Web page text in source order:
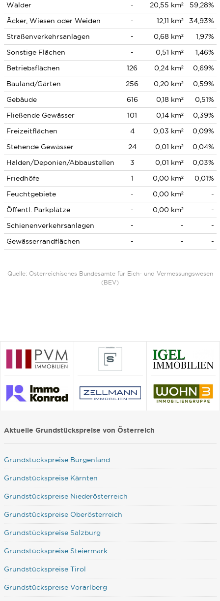
Wälder - 20,55 km²
59,28%
Äcker, Wiesen oder Weiden
- 12,11 km²
34,93%
Straßenverkehrsanlagen
- 0,68 km²
1,97%
Sonstige Flächen
- 0,51 km²
1,46%
Betriebsflächen
126 0,24 km²
0,69%
Bauland/Gärten
256 0,20 km²
0,59%
Gebäude
616 0,18 km²
0,51%
Fließende Gewässer
101 0,14 km²
0,39%
Freizeitflächen
4 0,03 km²
0,09%
Stehende Gewässer
24 0,01 km²
0,04%
Halden/Deponien/Abbaustellen
3 0,01 km²
0,03%
Friedhöfe
1 0,00 km²
0,01%
Feuchtgebiete
- 0,00 km²
-
Öffentl. Parkplätze
- 0,00 km²
-
Schienenverkehrsanlagen
- -
-
Gewässerrandflächen
- - -
Quelle: Österreichisches Bundesamte für Eich- und Vermessungswesen
(BEV)
Aktuelle Grundstückspreise von Österreich
Grundstückspreise Burgenland
Grundstückspreise Kärnten
Grundstückspreise Niederösterreich
Grundstückspreise Oberösterreich
Grundstückspreise Salzburg
Grundstückspreise Steiermark
Grundstückspreise Tirol
Grundstückspreise Vorarlberg